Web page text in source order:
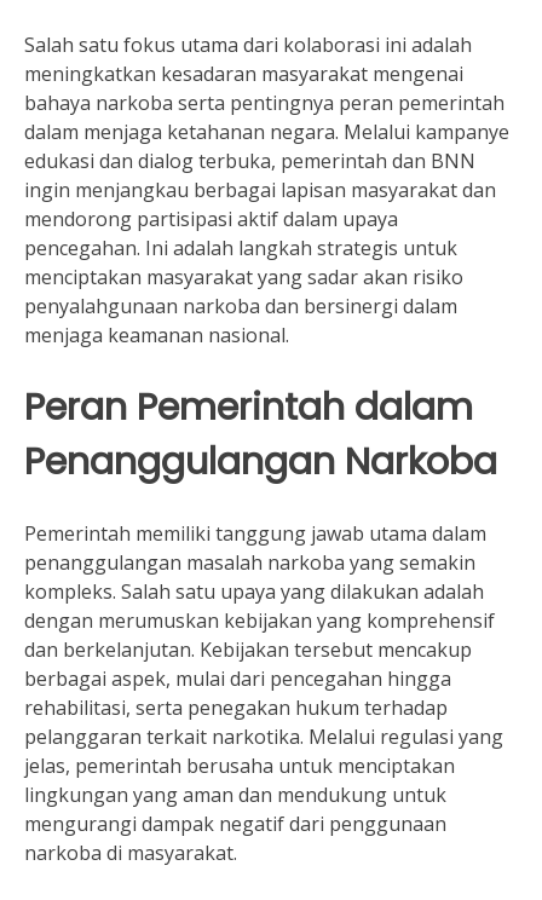
Salah satu fokus utama dari kolaborasi ini adalah
meningkatkan kesadaran masyarakat mengenai
bahaya narkoba serta pentingnya peran pemerintah
dalam menjaga ketahanan negara. Melalui kampanye
edukasi dan dialog terbuka, pemerintah dan BNN
ingin menjangkau berbagai lapisan masyarakat dan
mendorong partisipasi aktif dalam upaya
pencegahan. Ini adalah langkah strategis untuk
menciptakan masyarakat yang sadar akan risiko
penyalahgunaan narkoba dan bersinergi dalam
menjaga keamanan nasional.
Peran Pemerintah dalam
Penanggulangan Narkoba
Pemerintah memiliki tanggung jawab utama dalam
penanggulangan masalah narkoba yang semakin
kompleks. Salah satu upaya yang dilakukan adalah
dengan merumuskan kebijakan yang komprehensif
dan berkelanjutan. Kebijakan tersebut mencakup
berbagai aspek, mulai dari pencegahan hingga
rehabilitasi, serta penegakan hukum terhadap
pelanggaran terkait narkotika. Melalui regulasi yang
jelas, pemerintah berusaha untuk menciptakan
lingkungan yang aman dan mendukung untuk
mengurangi dampak negatif dari penggunaan
narkoba di masyarakat.